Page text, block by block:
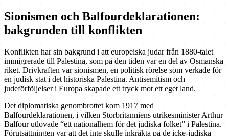
Sionismen och Balfourdeklarationen:
bakgrunden till konflikten
Konflikten har sin bakgrund i att europeiska judar från 1880-talet
immigrerade till Palestina, som på den tiden var en del av Osmanska
riket. Drivkraften var sionismen, en politisk rörelse som verkade för
en judisk stat i det historiska Palestina. Antisemitism och
judeförföljelser i Europa skapade ett tryck mot ett eget land.
Det diplomatiska genombrottet kom 1917 med
Balfourdeklarationen, i vilken Storbritanniens utrikesminister Arthur
Balfour utlovade “ett nationalhem för det judiska folket” i Palestina.
Förutsättningen var att det inte skulle inkräkta på de icke-judiska